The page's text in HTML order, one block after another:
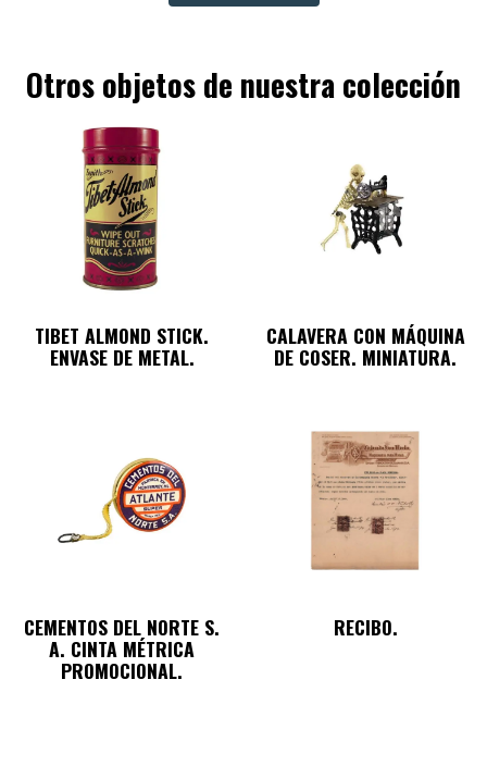
Otros objetos de nuestra colección
TIBET ALMOND STICK.
ENVASE DE METAL.
CALAVERA CON MÁQUINA
DE COSER. MINIATURA.
CEMENTOS DEL NORTE S.
A. CINTA MÉTRICA
PROMOCIONAL.
RECIBO.